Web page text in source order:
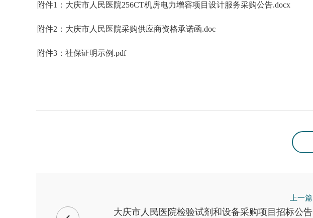
附件1： 大庆市人民医院256CT机房电力增容项目设计服务采购公告.docx
附件2： 大庆市人民医院采购供应商资格承诺函.doc
附件3： 社保证明示例.pdf
上一篇
大庆市人民医院检验试剂和设备采购项目招标公告